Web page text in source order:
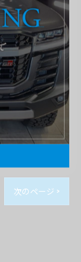
次のページ >